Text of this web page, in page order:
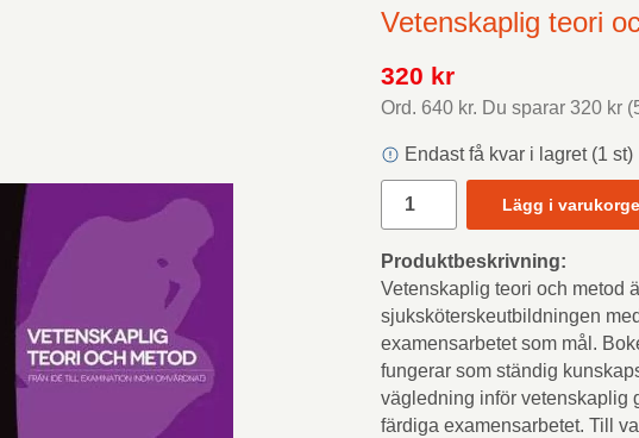
Vetenskaplig teori
320 kr
Ord. 640 kr. Du sparar 320 kr (
Endast få kvar i lagret (1 st)
Lägg i
Produktbeskrivning:
Vetenskaplig teori och metod
sjuksköterskeutbildningen
examensarbetet som mål.
fungerar som ständig
vägledning inför vetenskaplig
färdiga examensarbetet. Till